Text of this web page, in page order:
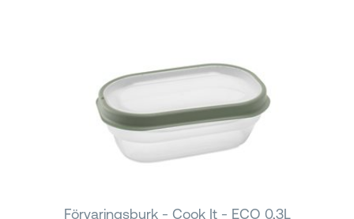
Förvaringsburk - Cook It - ECO 0,3L